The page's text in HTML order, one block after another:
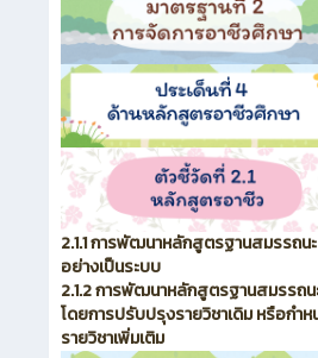
2.1.1 การพัฒนาหลักสูตรฐานสมรรถนะ
อย่างเป็นระบบ
2.1.2 การพัฒนาหลักสูตรฐานสมรรถน
โดยการปรับปรุงรายวิชาเดิม หรือกำ
รายวิชาเพิ่มเติม